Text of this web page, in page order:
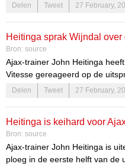
Delen Tweet 27 February,
Heitinga sprak Wijndal
slim"
Bron: source
Ajax-trainer John Heitinga
Vitesse gereageerd op de
deze week. De
stellen dat Steven Bergwijn en
door te zeggen dat als
linkerflank van Europa zijn.
Delen Tweet 27 February,
Heitinga is keihard voor
in Arnhem
Bron: source
Ajax-trainer John Heitinga is
ploeg in de eerste helft van de